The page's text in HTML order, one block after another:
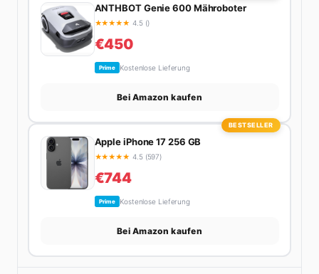
ANTHBOT Genie 600 Mähroboter
★★★★★ 4.5 ()
€450
Prime Kostenlose Lieferung
Bei Amazon kaufen
BESTSELLER
Apple iPhone 17 256 GB
★★★★★ 4.5 (597)
€744
Prime Kostenlose Lieferung
Bei Amazon kaufen